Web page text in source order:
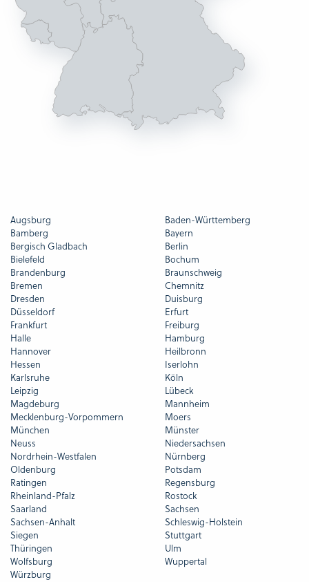
Augsburg
Baden-Württemberg
Bamberg
Bayern
Bergisch Gladbach
Berlin
Bielefeld
Bochum
Brandenburg
Braunschweig
Bremen
Chemnitz
Dresden
Duisburg
Düsseldorf
Erfurt
Frankfurt
Freiburg
Halle
Hamburg
Hannover
Heilbronn
Hessen
Iserlohn
Karlsruhe
Köln
Leipzig
Lübeck
Magdeburg
Mannheim
Mecklenburg-Vorpommern
Moers
München
Münster
Neuss
Niedersachsen
Nordrhein-Westfalen
Nürnberg
Oldenburg
Potsdam
Ratingen
Regensburg
Rheinland-Pfalz
Rostock
Saarland
Sachsen
Sachsen-Anhalt
Schleswig-Holstein
Siegen
Stuttgart
Thüringen
Ulm
Wolfsburg
Wuppertal
Würzburg